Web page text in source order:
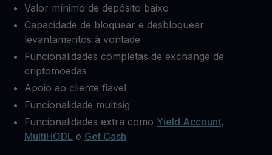
Valor mínimo de depósito baixo
Capacidade de bloquear e desbloquear
levantamentos à vontade
Funcionalidades completas de exchange de
criptomoedas
Apoio ao cliente fiável
Funcionalidade multisig
Funcionalidades extra como Yield Account,
MultiHODL e Get Cash